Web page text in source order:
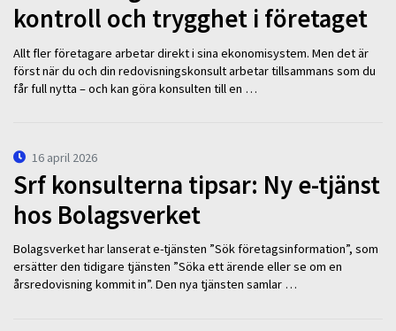
kontroll och trygghet i företaget
Allt fler företagare arbetar direkt i sina ekonomisystem. Men det är
först när du och din redovisningskonsult arbetar tillsammans som du
får full nytta – och kan göra konsulten till en …
16 april 2026
Srf konsulterna tipsar: Ny e-tjänst
hos Bolagsverket
Bolagsverket har lanserat e-tjänsten ”Sök företagsinformation”, som
ersätter den tidigare tjänsten ”Söka ett ärende eller se om en
årsredovisning kommit in”. Den nya tjänsten samlar …